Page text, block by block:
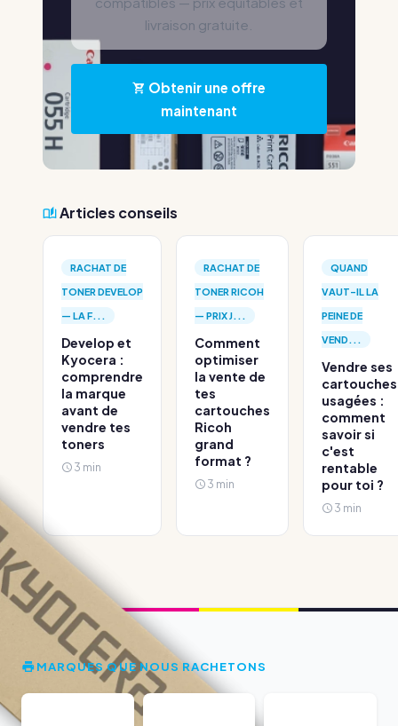
livraison gratuite.
Obtenir une offre
maintenant
Articles conseils
RACHAT DE
TONER DEVELOP
— LA F...
Develop et
Kyocera :
comprendre
la marque
avant de
vendre tes
toners
3 min
RACHAT DE
TONER RICOH
— PRIX J...
Comment
optimiser
la vente de
tes
cartouches
Ricoh
grand
format ?
3 min
QUAND
VAUT-IL LA
PEINE DE
VEND...
Vendre ses
cartouches
usagées :
comment
savoir si
c'est
rentable
pour toi ?
3 min
MARQUES QUE NOUS RACHETONS